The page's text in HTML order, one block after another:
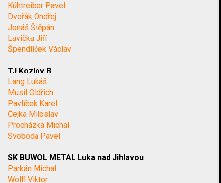
Kühtreiber Pavel
Dvořák Ondřej
Jonáš Štěpán
Lavička Jiří
Špendlíček Václav
TJ Kozlov B
Lang Lukáš
Musil Oldřich
Pavlíček Karel
Čejka Miloslav
Procházka Michal
Svoboda Pavel
SK BUWOL METAL Luka nad Jihlavou
Parkán Michal
Wolfl Viktor